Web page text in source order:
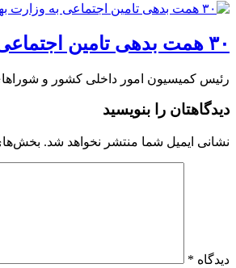
۳۰ همت بدهی تامین اجتماعی به وزارت بهداشت
رئیس کمیسیون امور داخلی کشور و شوراهای مجلس، از بدهی ۳۰ هزار میلیارد تومانی سازمان تامین
دیدگاهتان را بنویسید
نشانی ایمیل شما منتشر نخواهد شد.
دیدگاه *